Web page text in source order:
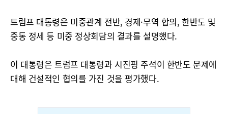
트럼프 대통령은 미중관계 전반, 경제·무역 합의, 한반도 및
중동 정세 등 미중 정상회담의 결과를 설명했다.
이 대통령은 트럼프 대통령과 시진핑 주석이 한반도 문제에
대해 건설적인 협의를 가진 것을 평가했다.